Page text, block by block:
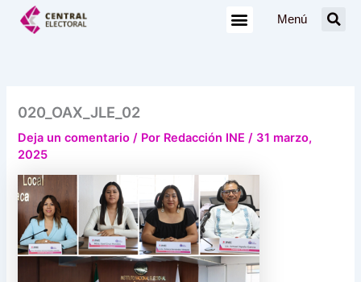
Menú
020_OAX_JLE_02
Deja un comentario / Por Redacción INE/ 31 marzo,
2025